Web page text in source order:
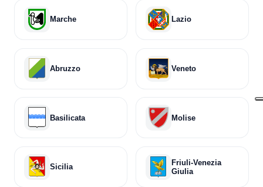
Marche Lazio
Abruzzo Veneto
Basilicata Molise
Sicilia
Friuli-Venezia
Giulia